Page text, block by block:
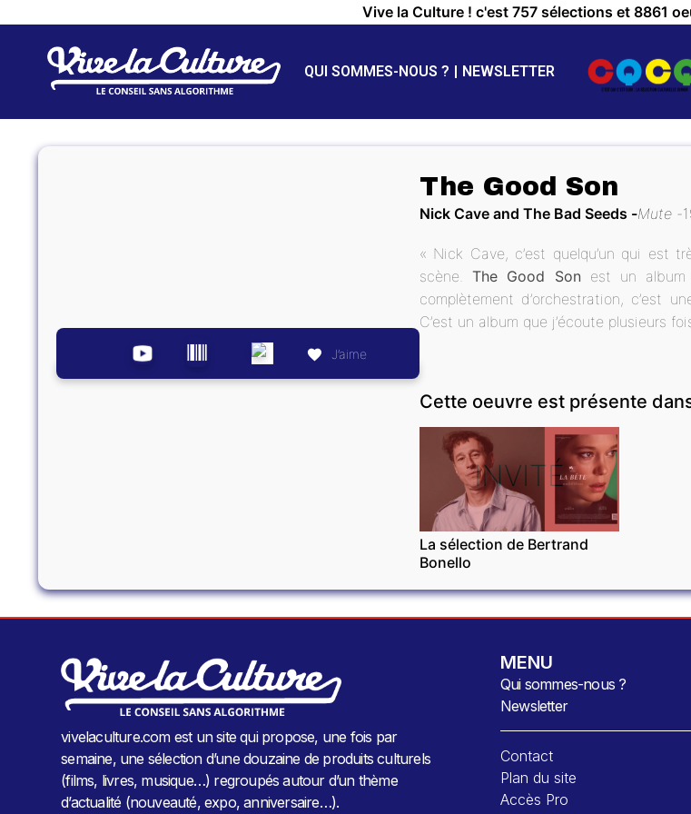
Vive la Culture ! c'est 757 sélections et 8861
QUI SOMMES-NOUS ? NEWSLETTER
J’aime
The Good Son
Nick Cave and The Bad Seeds Mute
« Nick Cave, c’est quelqu’un qui est
scène.The Good Son est un
complètement d’orchestration, c’est
C’est un album que j’écoute plusieurs
Cette oeuvre est présente
INVITÉ
La sélection de Bertrand
Bonello
vivelaculture.com est un site qui propose, une fois par
semaine, une sélection d’une douzaine de produits culturels
(films, livres, musique…) regroupés autour d’un thème
d’actualité (nouveauté, expo, anniversaire…).
MENU
Qui sommes-nous ?
Newsletter
Contact
Plan du site
Accès Pro